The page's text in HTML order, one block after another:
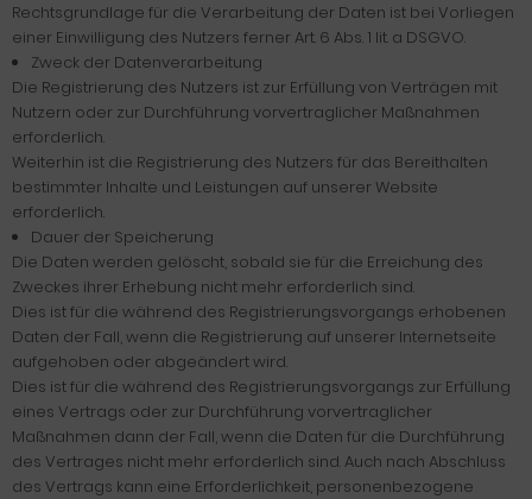
Rechtsgrundlage für die Verarbeitung der Daten ist bei Vorliegen
einer Einwilligung des Nutzers ferner Art. 6 Abs. 1 lit. a DSGVO.
Zweck der Datenverarbeitung
Die Registrierung des Nutzers ist zur Erfüllung von Verträgen mit
Nutzern oder zur Durchführung vorvertraglicher Maßnahmen
erforderlich.
Weiterhin ist die Registrierung des Nutzers für das Bereithalten
bestimmter Inhalte und Leistungen auf unserer Website
erforderlich.
Dauer der Speicherung
Die Daten werden gelöscht, sobald sie für die Erreichung des
Zweckes ihrer Erhebung nicht mehr erforderlich sind.
Dies ist für die während des Registrierungsvorgangs erhobenen
Daten der Fall, wenn die Registrierung auf unserer Internetseite
aufgehoben oder abgeändert wird.
Dies ist für die während des Registrierungsvorgangs zur Erfüllung
eines Vertrags oder zur Durchführung vorvertraglicher
Maßnahmen dann der Fall, wenn die Daten für die Durchführung
des Vertrages nicht mehr erforderlich sind. Auch nach Abschluss
des Vertrags kann eine Erforderlichkeit, personenbezogene